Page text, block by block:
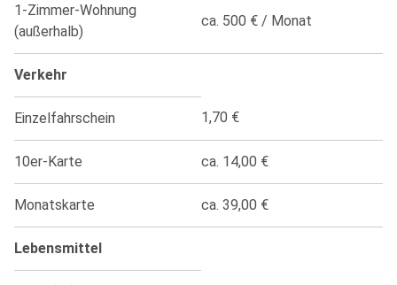
1-Zimmer-Wohnung
(außerhalb)
ca. 500 € / Monat
Verkehr
Einzelfahrschein 1,70 €
10er-Karte ca. 14,00 €
Monatskarte ca. 39,00 €
Lebensmittel